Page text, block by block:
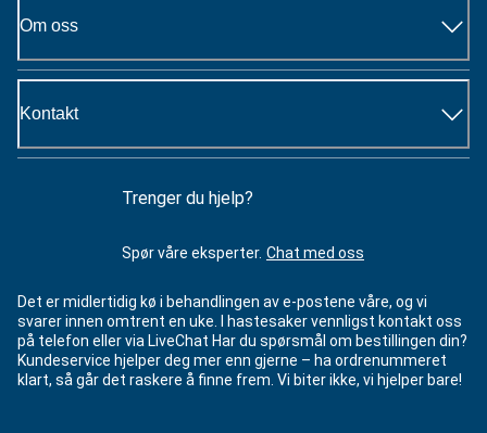
Om oss
Kontakt
Trenger du hjelp?
Spør våre eksperter. Chat med oss
Det er midlertidig kø i behandlingen av e-postene våre, og vi
svarer innen omtrent en uke. I hastesaker vennligst kontakt oss
på telefon eller via LiveChat Har du spørsmål om bestillingen din?
Kundeservice hjelper deg mer enn gjerne – ha ordrenummeret
klart, så går det raskere å finne frem. Vi biter ikke, vi hjelper bare!